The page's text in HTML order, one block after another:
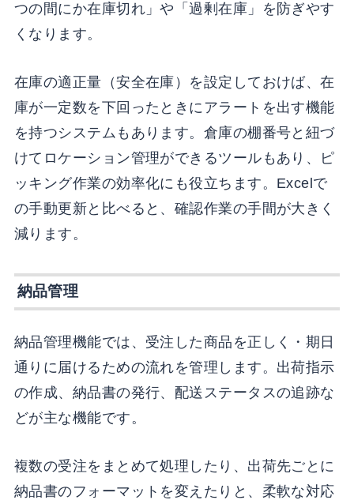
つの間にか在庫切れ」や「過剰在庫」を防ぎやす
くなります。
在庫の適正量（安全在庫）を設定しておけば、在
庫が一定数を下回ったときにアラートを出す機能
を持つシステムもあります。倉庫の棚番号と紐づ
けてロケーション管理ができるツールもあり、ピ
ッキング作業の効率化にも役立ちます。Excelで
の手動更新と比べると、確認作業の手間が大きく
減ります。
納品管理
納品管理機能では、受注した商品を正しく・期日
通りに届けるための流れを管理します。出荷指示
の作成、納品書の発行、配送ステータスの追跡な
どが主な機能です。
複数の受注をまとめて処理したり、出荷先ごとに
納品書のフォーマットを変えたりと、柔軟な対応